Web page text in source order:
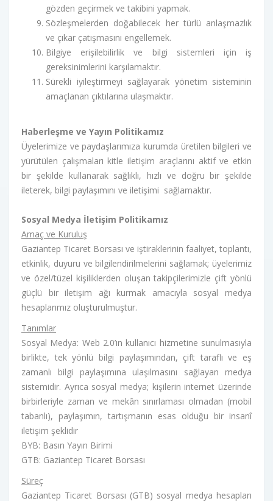
gözden geçirmek ve takibini yapmak.
Sözleşmelerden doğabilecek her türlü anlaşmazlık
ve çıkar çatışmasını engellemek.
Bilgiye erişilebilirlik ve bilgi sistemleri için iş
gereksinimlerini karşılamaktır.
Sürekli iyileştirmeyi sağlayarak yönetim sisteminin
amaçlanan çıktılarına ulaşmaktır.
Haberleşme ve Yayın Politikamız
Üyelerimize ve paydaşlarımıza kurumda üretilen bilgileri ve
yürütülen çalışmaları kitle iletişim araçlarını aktif ve etkin
bir şekilde kullanarak sağlıklı, hızlı ve doğru bir şekilde
ileterek, bilgi paylaşımını ve iletişimi sağlamaktır.
Sosyal Medya İletişim Politikamız
Amaç ve Kuruluş
Gaziantep Ticaret Borsası ve iştiraklerinin faaliyet, toplantı,
etkinlik, duyuru ve bilgilendirilmelerini sağlamak; üyelerimiz
ve özel/tüzel kişiliklerden oluşan takipçilerimizle çift yönlü
güçlü bir iletişim ağı kurmak amacıyla sosyal medya
hesaplarımız oluşturulmuştur.
Tanımlar
Sosyal Medya: Web 2.0’ın kullanıcı hizmetine sunulmasıyla
birlikte, tek yönlü bilgi paylaşımından, çift taraflı ve eş
zamanlı bilgi paylaşımına ulaşılmasını sağlayan medya
sistemidir. Ayrıca sosyal medya; kişilerin internet üzerinde
birbirleriyle zaman ve mekân sınırlaması olmadan (mobil
tabanlı), paylaşımın, tartışmanın esas olduğu bir insanî
iletişim şeklidir
BYB: Basın Yayın Birimi
GTB: Gaziantep Ticaret Borsası
Süreç
Gaziantep Ticaret Borsası (GTB) sosyal medya hesapları